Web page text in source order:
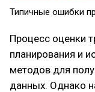
Типичные ошибки
Процесс оценки
планирования и
методов для
данных. Однако